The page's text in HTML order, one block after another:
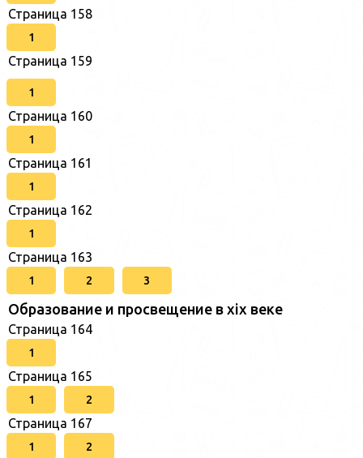
Страница 158
1
Страница 159
1
Страница 160
1
Страница 161
1
Страница 162
1
Страница 163
1 2 3
Образование и просвещение в xix веке
Страница 164
1
Страница 165
1 2
Страница 167
1 2